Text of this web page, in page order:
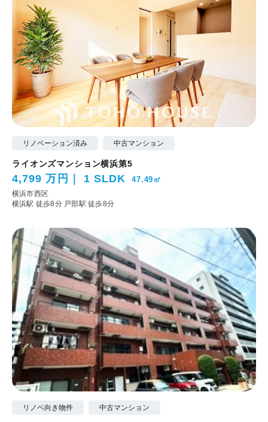
リノベーション済み 中古マンション
ライオンズマンション横浜第5
4,799 万円 1 SLDK 47.49㎡
横浜市西区
横浜駅 徒歩8分 戸部駅 徒歩8分
リノベ向き物件 中古マンション